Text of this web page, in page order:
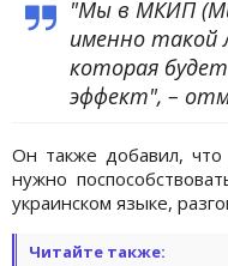
"Мы в МКИП
именно такой
которая
эффект", –
Он также добавил, что
нужно
украинском языке,
Читайте также: